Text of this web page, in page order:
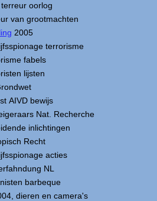
terreur oorlog
van grootmachten
2005
terrorisme
fabels
lijsten
AIVD bewijs
Nat. Recherche
inlichtingen
Recht
acties
NL
barbeque
dieren en camera's